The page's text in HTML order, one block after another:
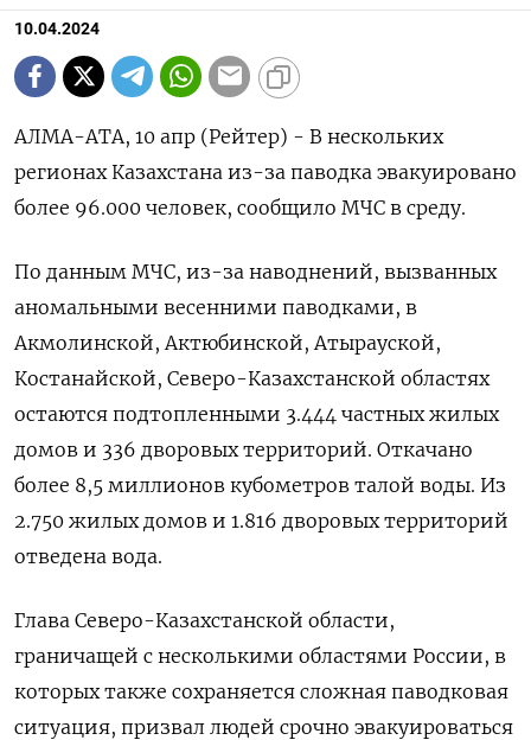
10.04.2024
АЛМА-АТА, 10 апр (Рейтер) - В нескольких
регионах Казахстана из-за паводка эвакуировано
более 96.000 человек, сообщило МЧС в среду.
По данным МЧС, из-за наводнений, вызванных
аномальными весенними паводками, в
Акмолинской, Актюбинской, Атырауской,
Костанайской, Северо-Казахстанской областях
остаются подтопленными 3.444 частных жилых
домов и 336 дворовых территорий. Откачано
более 8,5 миллионов кубометров талой воды. Из
2.750 жилых домов и 1.816 дворовых территорий
отведена вода.
Глава Северо-Казахстанской области,
граничащей с несколькими областями России, в
которых также сохраняется сложная паводковая
ситуация, призвал людей срочно эвакуироваться